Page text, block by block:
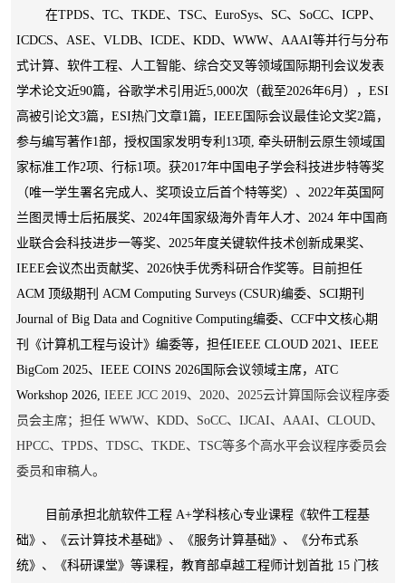
在TPDS、TC、TKDE、TSC、EuroSys、SC、SoCC、ICPP、
ICDCS、 ASE、 VLDB、ICDE、 KDD、WWW、AAAI等并行与分布
式计算、软件工程、 人工智能、 综合交叉等领域国际期刊会议发表
学术论文近90篇，谷歌学术引用近5,000次（截至2026年6月），ESI
高被引论文3篇，ESI热门文章1篇，IEEE国际会议最佳论文奖2篇，
参与编写著作1部，授权国家发明专利13项, 牵头研制云原生领域国
家标准工作2项、行标1项。获2017年中国电子学会科技进步特等奖
（唯一学生署名完成人、奖项设立后首个特等奖）、2022年英国阿
兰图灵博士后拓展奖、2024年国家级海外青年人才、2024 年中国商
业联合会科技进步一等奖、 2025年度关键软件技术创新成果奖、
IEEE会议杰出贡献奖、2026快手优秀科研合作奖等。目前担任
ACM 顶级期刊 ACM Computing Surveys (CSUR)编委、 SCI期刊
Journal of Big Data and Cognitive Computing编委、 CCF中文核心期
刊《计算机工程与设计》编委等， 担任IEEE CLOUD 2021、IEEE
BigCom 2025、IEEE COINS 2026国际会议领域主席，ATC
Workshop 2026, IEEE JCC 2019、2020、2025云计算国际会议程序委
员会主席；担任 WWW、KDD、SoCC、IJCAI、AAAI、CLOUD、
HPCC、TPDS、TDSC、TKDE、TSC等多个高水平会议程序委员会
委员和审稿人。
目前承担北航软件工程 A+学科核心专业课程《软件工程基
础》、《云计算技术基础》、《服务计算基础》、《分布式系
统》、《科研课堂》等课程，教育部卓越工程师计划首批 15 门核